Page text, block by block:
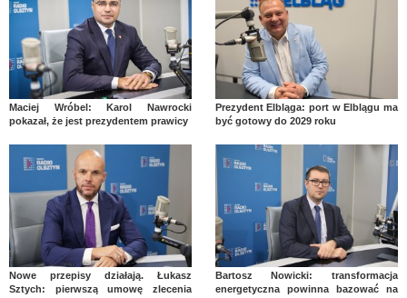
Maciej Wróbel: Karol Nawrocki
pokazał, że jest prezydentem prawicy
Prezydent Elbląga: port w Elblągu ma
być gotowy do 2029 roku
Nowe przepisy działają. Łukasz
Sztych: pierwszą umowę zlecenia
Bartosz Nowicki: transformacja
energetyczna powinna bazować na